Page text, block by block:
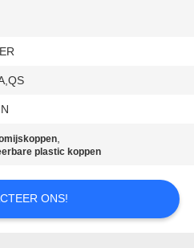
,
plastic koppen
ONS!